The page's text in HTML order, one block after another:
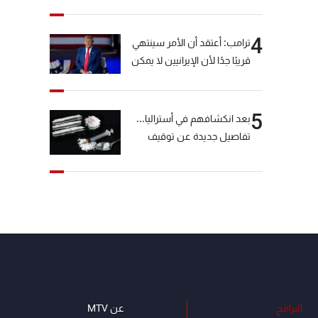
4ترامب: أعتقد أن الأمر سينتهي
قريبًا جدًا لأن الإيرانيين لا يمكن
5بعد انكشافهم في أستراليا...
تفاصيل جديدة عن توقيف
البرامج عن MTV